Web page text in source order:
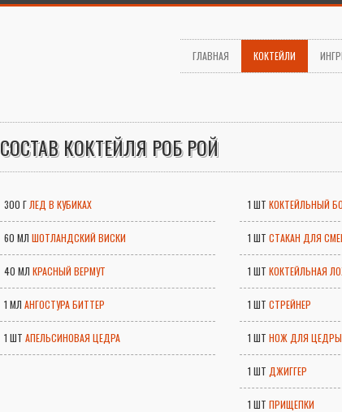
ГЛАВНАЯ КОКТЕЙЛИ
СОСТАВ КОКТЕЙЛЯ РОБ РОЙ
300 ГЛЕД В КУБИКАХ
60 МЛ ШОТЛАНДСКИЙ ВИСКИ
40 МЛ КРАСНЫЙ ВЕРМУТ
1 МЛ АНГОСТУРА БИТТЕР
1 ШТ АПЕЛЬСИНОВАЯ ЦЕДРА
1 ШТ КОКТЕЙЛЬНЫЙ
1 ШТ СТАКАН ДЛЯ
1 ШТ КОКТЕЙЛЬНАЯ
1 ШТ СТРЕЙНЕР
1 ШТ НОЖ ДЛЯ ЦЕДРЫ
1 ШТ ДЖИГГЕР
1 ШТ ПРИЩЕПКИ